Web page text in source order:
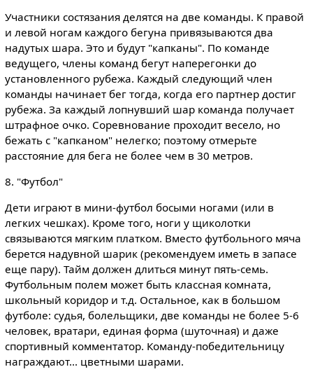
Участники состязания делятся на две команды. К правой
и левой ногам каждого бегуна привязываются два
надутых шара. Это и будут "капканы". По команде
ведущего, члены команд бегут наперегонки до
установленного рубежа. Каждый следующий член
команды начинает бег тогда, когда его партнер достиг
рубежа. За каждый лопнувший шар команда получает
штрафное очко. Соревнование проходит весело, но
бежать с "капканом" нелегко; поэтому отмерьте
расстояние для бега не более чем в 30 метров.
8. "Футбол"
Дети играют в мини-футбол босыми ногами (или в
легких чешках). Кроме того, ноги у щиколотки
связываются мягким платком. Вместо футбольного мяча
берется надувной шарик (рекомендуем иметь в запасе
еще пару). Тайм должен длиться минут пять-семь.
Футбольным полем может быть классная комната,
школьный коридор и т.д. Остальное, как в большом
футболе: судья, болельщики, две команды не более 5-6
человек, вратари, единая форма (шуточная) и даже
спортивный комментатор. Команду-победительницу
награждают... цветными шарами.